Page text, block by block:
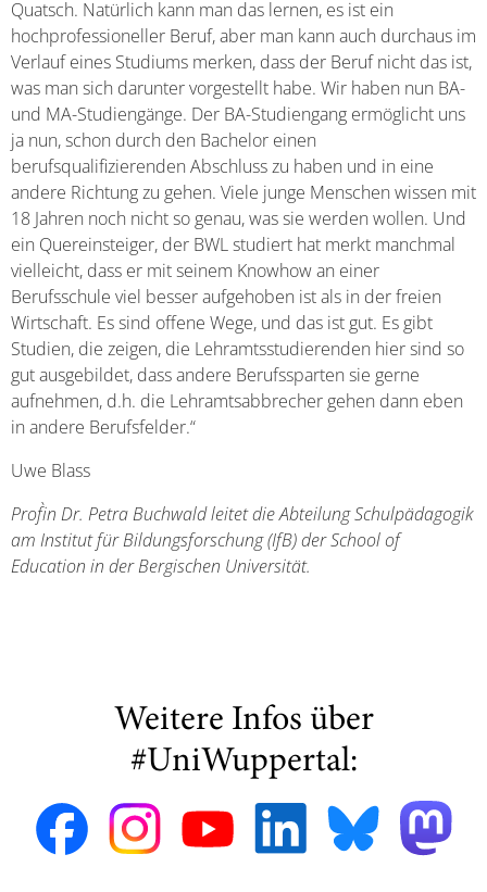
Quatsch. Natürlich kann man das lernen, es ist ein
hochprofessioneller Beruf, aber man kann auch durchaus im
Verlauf eines Studiums merken, dass der Beruf nicht das ist,
was man sich darunter vorgestellt habe. Wir haben nun BA-
und MA-Studiengänge. Der BA-Studiengang ermöglicht uns
ja nun, schon durch den Bachelor einen
berufsqualifizierenden Abschluss zu haben und in eine
andere Richtung zu gehen. Viele junge Menschen wissen mit
18 Jahren noch nicht so genau, was sie werden wollen. Und
ein Quereinsteiger, der BWL studiert hat merkt manchmal
vielleicht, dass er mit seinem Knowhow an einer
Berufsschule viel besser aufgehoben ist als in der freien
Wirtschaft. Es sind offene Wege, und das ist gut. Es gibt
Studien, die zeigen, die Lehramtsstudierenden hier sind so
gut ausgebildet, dass andere Berufssparten sie gerne
aufnehmen, d.h. die Lehramtsabbrecher gehen dann eben
in andere Berufsfelder.“
Uwe Blass
Prof`in Dr. Petra Buchwald leitet die Abteilung Schulpädagogik
am Institut für Bildungsforschung (IfB) der School of
Education in der Bergischen Universität.
Weitere Infos über
#UniWuppertal: